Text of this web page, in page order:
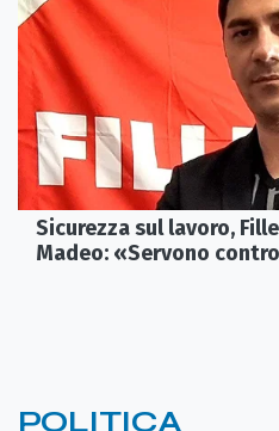
Sicurezza sul lavoro,
Madeo: «Servono
POLITICA